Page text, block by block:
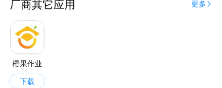
厂商其它应用 更多
橙果作业
下载